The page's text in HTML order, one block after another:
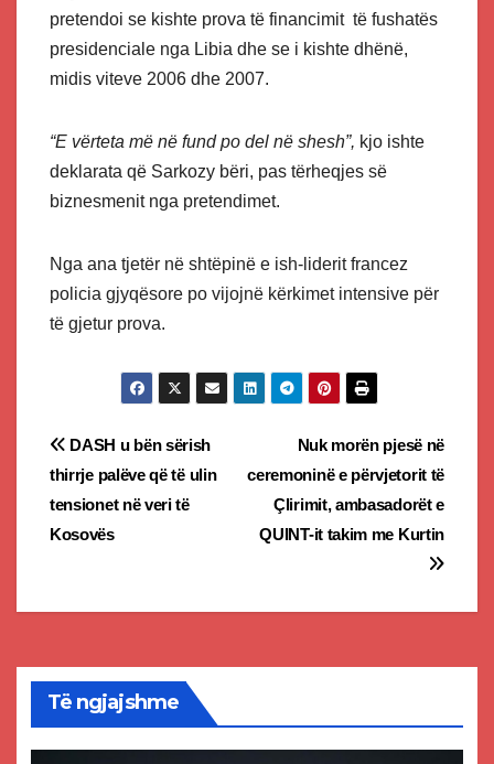
pretendoi se kishte prova të financimit të fushatës
presidenciale nga Libia dhe se i kishte dhënë,
midis viteve 2006 dhe 2007.
“E vërteta më në fund po del në shesh”, kjo ishte
deklarata që Sarkozy bëri, pas tërheqjes së
biznesmenit nga pretendimet.
Nga ana tjetër në shtëpinë e ish-liderit francez
policia gjyqësore po vijojnë kërkimet intensive për
të gjetur prova.
Post
navigation
Nuk morën pjesë në
ceremoninë e përvjetorit të
Çlirimit, ambasadorët e
QUINT-it takim me Kurtin
DASH u bën sërish
thirrje palëve që të ulin
tensionet në veri të
Kosovës
Të ngjajshme